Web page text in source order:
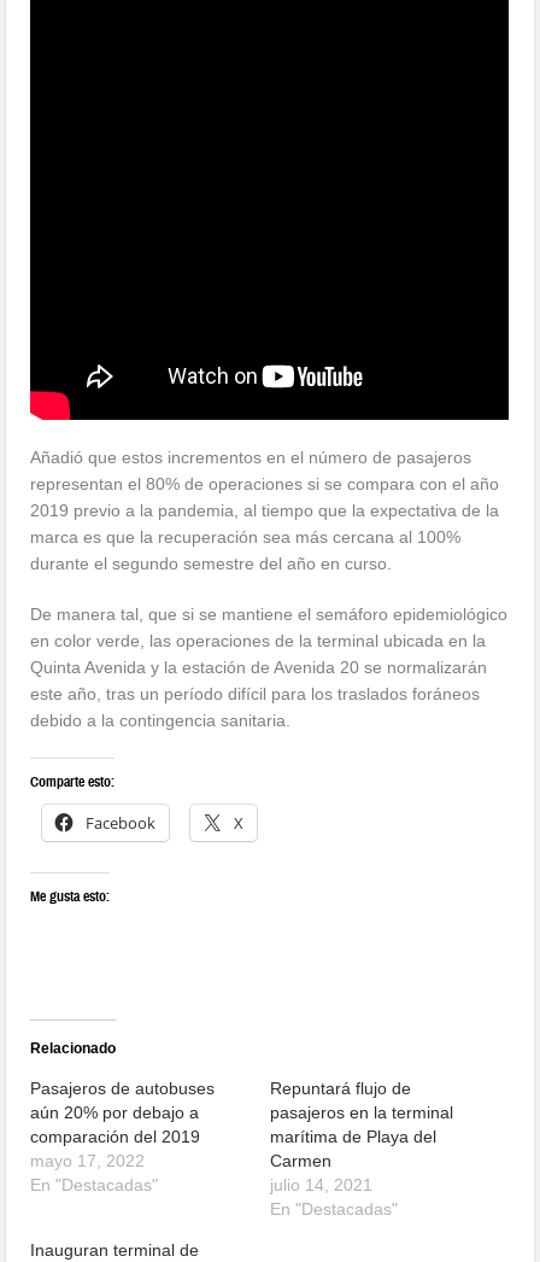
Añadió que estos incrementos en el número de pasajeros
representan el 80% de operaciones si se compara con el año
2019 previo a la pandemia, al tiempo que la expectativa de la
marca es que la recuperación sea más cercana al 100%
durante el segundo semestre del año en curso.
De manera tal, que si se mantiene el semáforo epidemiológico
en color verde, las operaciones de la terminal ubicada en la
Quinta Avenida y la estación de Avenida 20 se normalizarán
este año, tras un período difícil para los traslados foráneos
debido a la contingencia sanitaria.
Comparte esto:
Facebook X
Me gusta esto:
Relacionado
Pasajeros de autobuses
aún 20% por debajo a
comparación del 2019
mayo 17, 2022
En "Destacadas"
Repuntará flujo de
pasajeros en la terminal
marítima de Playa del
Carmen
julio 14, 2021
En "Destacadas"
Inauguran terminal de